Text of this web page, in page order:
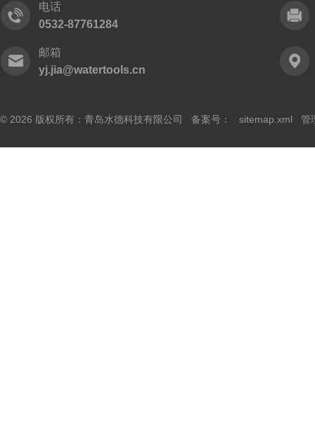
电话
0532-87761284
邮箱
yj.jia@watertools.cn
© 2026 版权所有：青岛水德科技有限公司 备案号： sitemap.xml 管